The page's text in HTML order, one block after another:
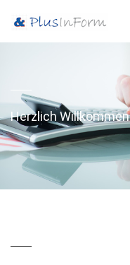
TEAM
NEWS
Herzlich Willkommen